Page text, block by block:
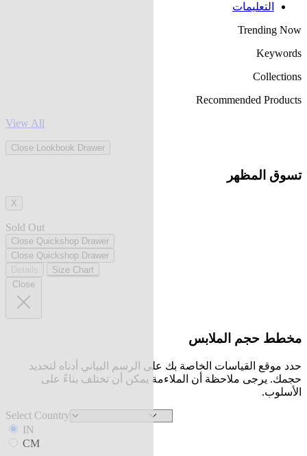
التعليمات
Trending Now
Keywords
Collections
Recommended Products
View All
Close Lookbook Drawer
تسوق المظهر
X
Sold Out
Close Quickshop Drawer
Close Quickshop Drawer
Size Chart
Close
مخطط حجم الملابس
حدد موقع القياسات الخاصة بك على الرسم البياني أدناه لتحديد
حجمك. يرجى ملاحظة أن الملاءمة يمكن أن تختلف بناءً على
الأسلوب.
Select Country
IN
CM